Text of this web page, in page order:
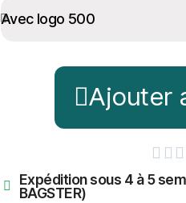
Ajouter
  
Expédition sous 4 à 5
BAGSTER)